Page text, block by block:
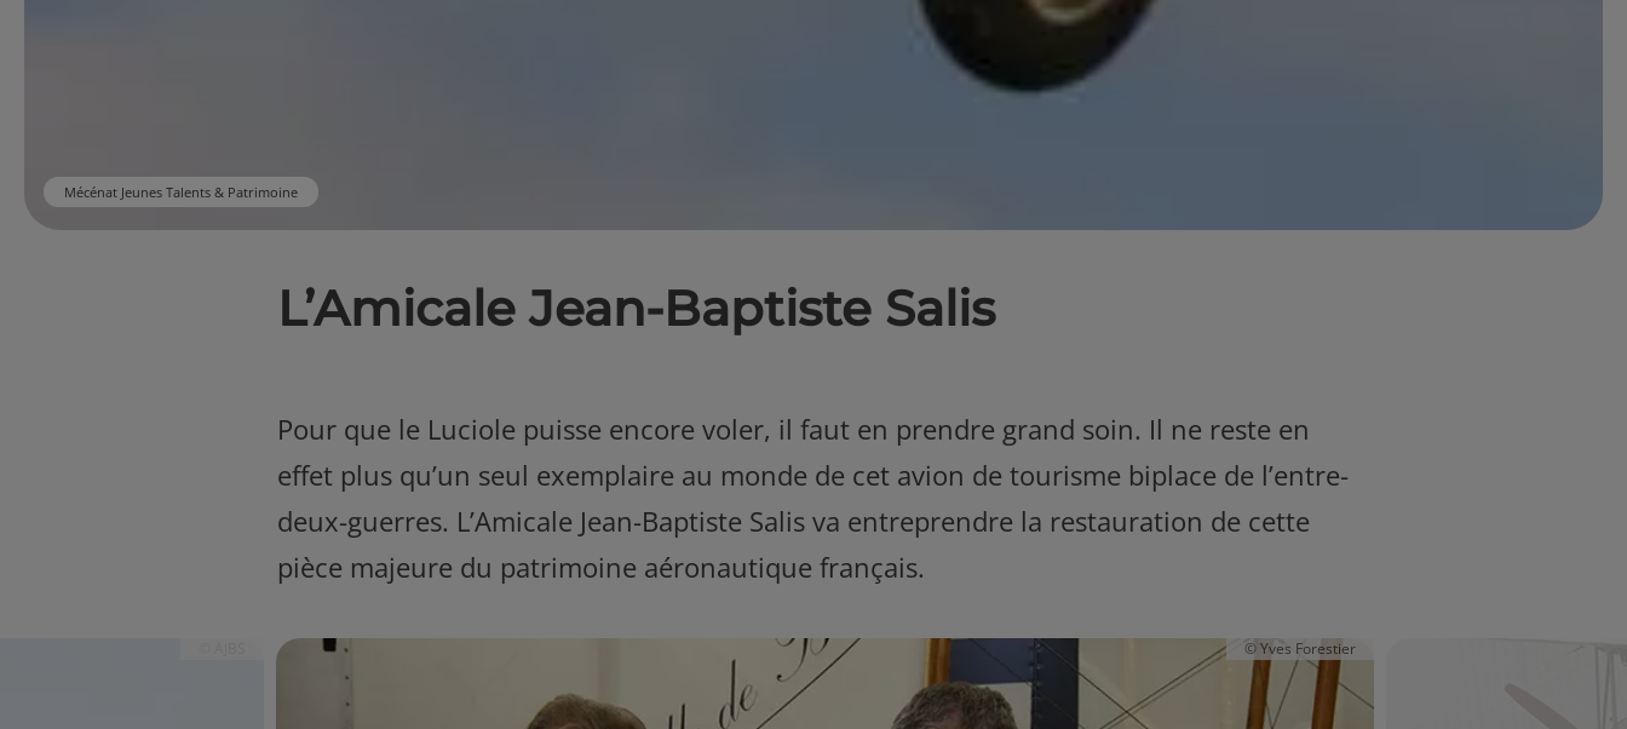
Mécénat Jeunes Talents & Patrimoine
L’Amicale Jean-Baptiste Salis
Pour que le Luciole puisse encore voler, il faut en prendre grand soin. Il ne reste en
effet plus qu’un seul exemplaire au monde de cet avion de tourisme biplace de l’entre-
deux-guerres. L’Amicale Jean-Baptiste Salis va entreprendre la restauration de cette
pièce majeure du patrimoine aéronautique français.
© Yves Forestier